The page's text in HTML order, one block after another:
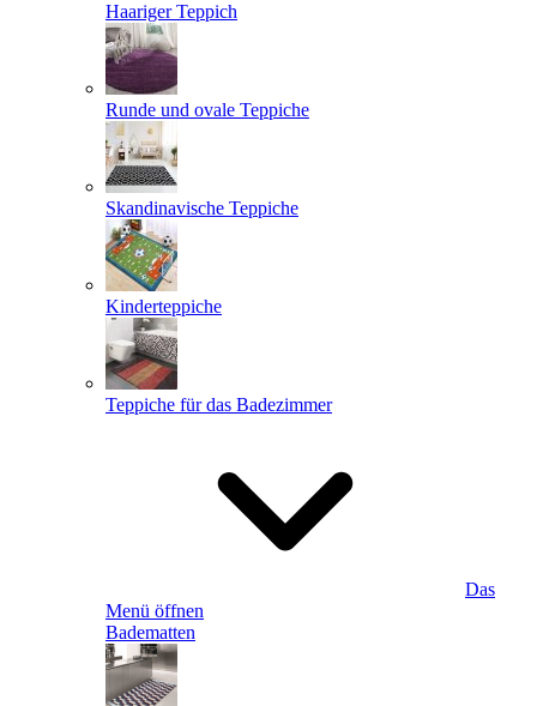
Haariger Teppich
Runde und ovale Teppiche
Skandinavische Teppiche
Kinderteppiche
Teppiche für das Badezimmer
Das
Menü öffnen
Badematten